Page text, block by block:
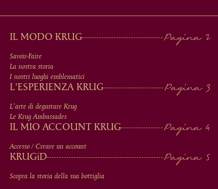
MAIN
MEN
IN
FOOTER
IL MODO KRUG
Savoir-Faire
La nostra storia
I nostri luoghi emblematici
L'ESPERIENZA KRUG
L'arte di degustare Krug
Le Krug Ambassades
IL MIO ACCOUNT KRUG
Accesso / Creare un account
KRUGiD
Scopra la storia della sua bottiglia